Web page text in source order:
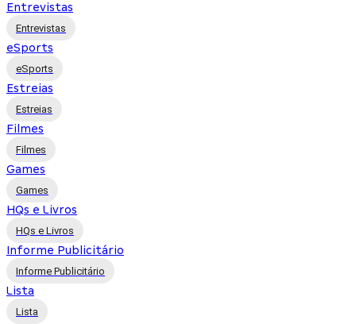
Entrevistas
Entrevistas
eSports
eSports
Estreias
Estreias
Filmes
Filmes
Games
Games
HQs e Livros
HQs e Livros
Informe Publicitário
Informe Publicitário
Lista
Lista